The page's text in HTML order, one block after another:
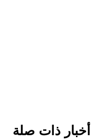
أخبار ذات صلة